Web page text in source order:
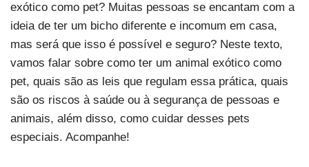
exótico como pet? Muitas pessoas se encantam com a
ideia de ter um bicho diferente e incomum em casa,
mas será que isso é possível e seguro? Neste texto,
vamos falar sobre como ter um animal exótico como
pet, quais são as leis que regulam essa prática, quais
são os riscos à saúde ou à segurança de pessoas e
animais, além disso, como cuidar desses pets
especiais. Acompanhe!